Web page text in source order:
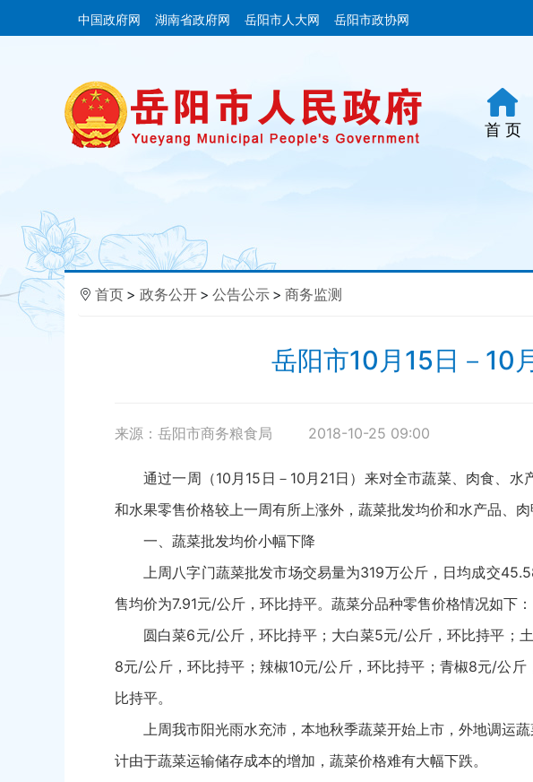
中国政府网 湖南省政府网 岳阳市人大网 岳阳市政协网
首 页
首页 > 政务公开 > 公告公示 > 商务监测
岳阳市10月15日－10
来源：岳阳市商务粮食局 2018-10-25 09:00
通过一周（10月15日－10月21日）来对全市蔬菜、肉食、
和水果零售价格较上一周有所上涨外，蔬菜批发均价和水产品、
一、蔬菜批发均价小幅下降
上周八字门蔬菜批发市场交易量为319万公斤，日均成交
售均价为7.91元/公斤，环比持平。蔬菜分品种零售价格情况如下：
圆白菜6元/公斤，环比持平；大白菜5元/公斤，环比持平；
8元/公斤，环比持平；辣椒10元/公斤，环比持平；青椒8元/公
比持平。
上周我市阳光雨水充沛，本地秋季蔬菜开始上市，外地调运
计由于蔬菜运输储存成本的增加，蔬菜价格难有大幅下跌。